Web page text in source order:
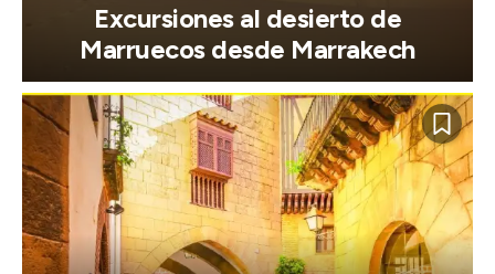
Excursiones al desierto de
Marruecos desde Marrakech